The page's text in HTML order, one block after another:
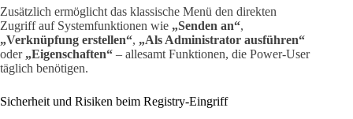
Zusätzlich ermöglicht das klassische Menü den direkten
Zugriff auf Systemfunktionen wie „Senden an“,
„Verknüpfung erstellen“, „Als Administrator ausführen“
oder „Eigenschaften“ – allesamt Funktionen, die Power-User
täglich benötigen.
Sicherheit und Risiken beim Registry-Eingriff